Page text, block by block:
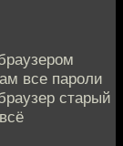
все пароли
старый